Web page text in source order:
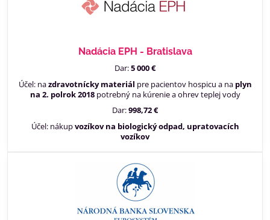
Nadácia EPH - Bratislava
Dar:5 000 €
Účel: nazdravotnícky materiál pre pacientov hospicu a na plyn
na 2. polrok2018potrebný na kúrenie a ohrev teplej vody
Dar:998,72 €
Účel: nákupvozíkov na biologický odpad, upratovacích
vozíkov